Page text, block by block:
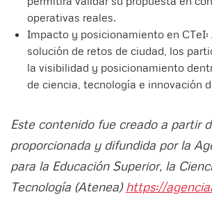
operativas reales.
Impacto y posicionamiento en CTeI:
solución de retos de ciudad, los
la visibilidad y posicionamiento
de ciencia, tecnología e innovación
Este contenido fue creado a partir
proporcionada y difundida por la
para la Educación Superior, la
Tecnología (Atenea) https://